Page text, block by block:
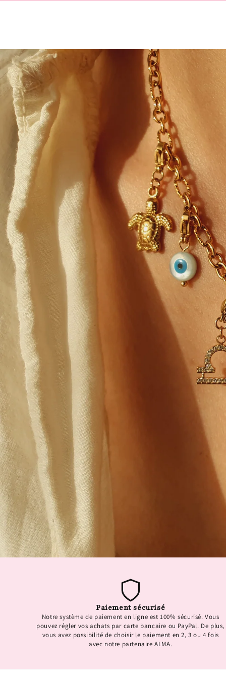
Paiement sécurisé
Notre système de paiement en ligne est 100% sécurisé. Vous
pouvez régler vos achats par carte bancaire ou PayPal. De plus,
vous avez possibilité de choisir le paiement en 2, 3 ou 4 fois
avec notre partenaire ALMA.